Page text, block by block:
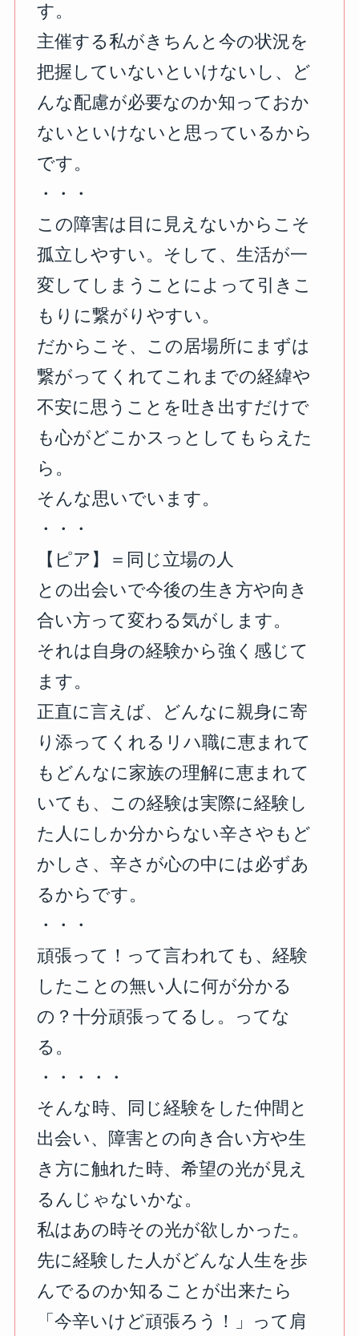
す。
主催する私がきちんと今の状況を
把握していないといけないし、ど
んな配慮が必要なのか知っておか
ないといけないと思っているから
です。
⁡・・・
この障害は目に見えないからこそ
孤立しやすい。そして、生活が一
変してしまうことによって引きこ
もりに繋がりやすい。
だからこそ、この居場所にまずは
繋がってくれてこれまでの経緯や
不安に思うことを吐き出すだけで
も心がどこかスっとしてもらえた
ら。
そんな思いでいます。
⁡・・・
【ピア】＝同じ立場の人
との出会いで今後の生き方や向き
合い方って変わる気がします。
それは自身の経験から強く感じて
ます。
正直に言えば、どんなに親身に寄
り添ってくれるリハ職に恵まれて
もどんなに家族の理解に恵まれて
いても、この経験は実際に経験し
た人にしか分からない辛さやもど
かしさ、辛さが心の中には必ずあ
るからです。
⁡・・・
頑張って！って言われても、経験
したことの無い人に何が分かる
の？十分頑張ってるし。ってな
る。
⁡・・・・・
そんな時、同じ経験をした仲間と
出会い、障害との向き合い方や生
き方に触れた時、希望の光が見え
るんじゃないかな。
私はあの時その光が欲しかった。
先に経験した人がどんな人生を歩
んでるのか知ることが出来たら
「今辛いけど頑張ろう！」って肩